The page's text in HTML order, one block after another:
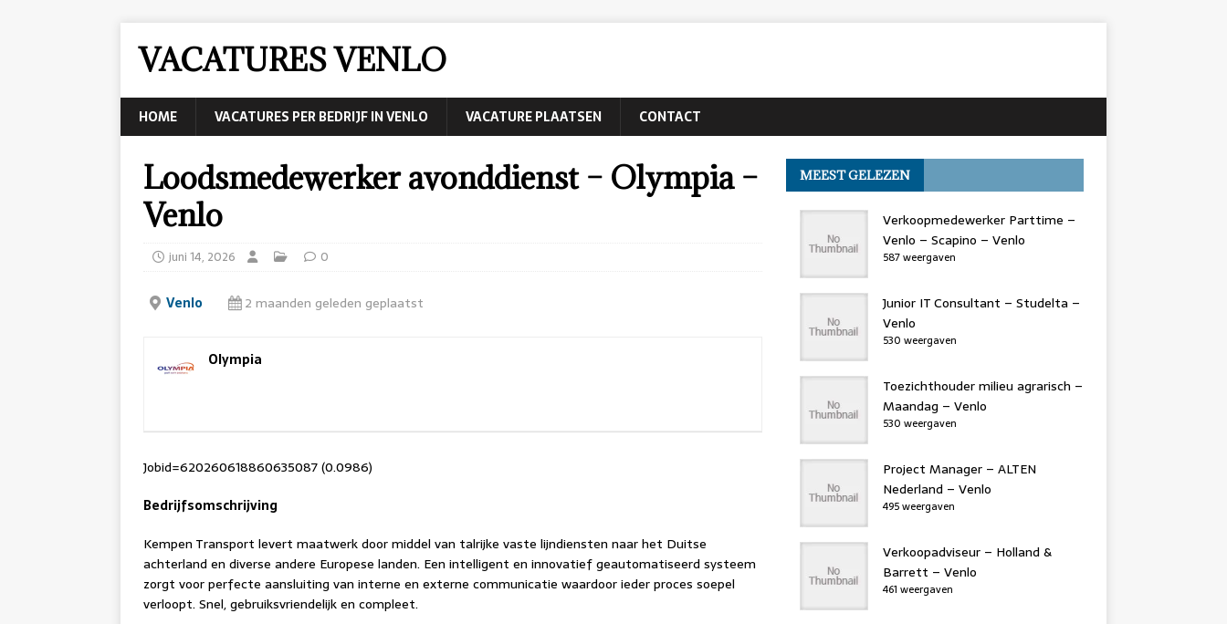
VACATURES VENLO
HOME VACATURES PER BEDRIJF IN VENLO VACATURE PLAATSEN CONTACT
Loodsmedewerker avonddienst – Olympia –
Venlo
juni 14, 2026 0
Venlo 2 maanden geleden geplaatst
Olympia
Jobid=620260618860635087 (0.0986)
Bedrijfsomschrijving
Kempen Transport levert maatwerk door middel van talrijke vaste lijndiensten naar het Duitse
achterland en diverse andere Europese landen. Een intelligent en innovatief geautomatiseerd systeem
zorgt voor perfecte aansluiting van interne en externe communicatie waardoor ieder proces soepel
verloopt. Snel, gebruiksvriendelijk en compleet.
MEEST GELEZEN
Verkoopmedewerker Parttime –
Venlo – Scapino – Venlo
587 weergaven
Junior IT Consultant – Studelta –
Venlo
530 weergaven
Toezichthouder milieu agrarisch –
Maandag – Venlo
530 weergaven
Project Manager – ALTEN
Nederland – Venlo
495 weergaven
Verkoopadviseur – Holland &
Barrett – Venlo
461 weergaven